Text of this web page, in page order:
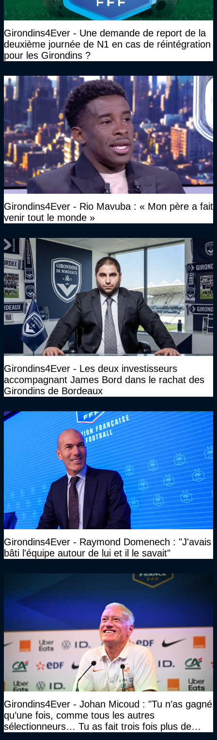
Girondins4Ever - Une demande de report de la
deuxième journée de N1 en cas de réintégration
pour les Girondins ?
Girondins4Ever - Rio Mavuba : « Mon père a fait
venir tout le monde »
Girondins4Ever - Les deux investisseurs
accompagnant James Bord dans le rachat des
Girondins de Bordeaux
Girondins4Ever - Raymond Domenech : "J'avais
bâti l'équipe autour de lui et il le savait"
Girondins4Ever - Johan Micoud : "Tu n’as gagné
qu’une fois, comme tous les autres
sélectionneurs… Tu as fait trois fois plus de